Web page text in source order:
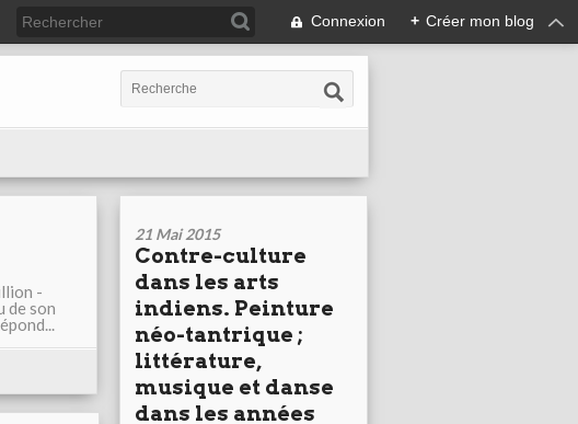
Connexion + Créer mon blog
-
de son
21 Mai 2015
Contre-culture
dans les arts
indiens. Peinture
néo-tantrique ;
littérature,
musique et danse
dans les années